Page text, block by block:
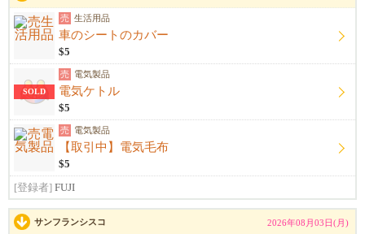
売 生活用品
車のシートのカバー
$5
SOLD
売 電気製品
電気ケトル
$5
売 電気製品
【取引中】電気毛布
$5
[登録者] FUJI
サンフランシスコ 2026年08月03日(月)